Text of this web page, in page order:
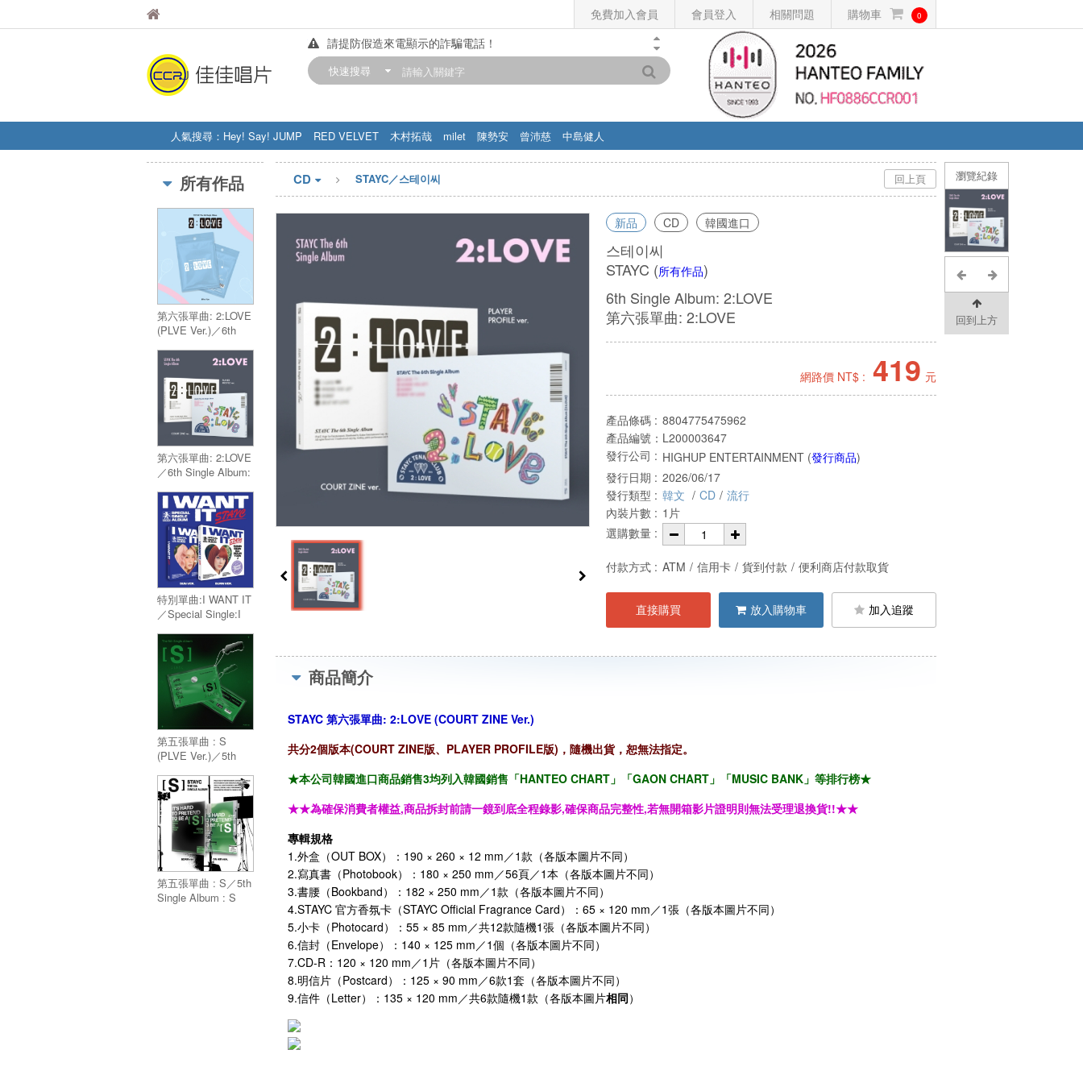
免費加入會員 會員登入 相關問題 購物車 0
佳佳唱片
請提防假造來電顯示的詐騙電話！
【中華門市營業時間調整公告】
快速搜尋
人氣搜尋： Hey! Say! JUMP RED VELVET 木村拓哉 milet 陳勢安 曾沛慈
中島健人
STRAY KIDS
盧廣仲 周杰伦
瀏覽紀錄
回到上方
所有作品
第六張單曲: 2:LOVE
(PLVE Ver.)／6th
2:LOVE (PLVE Ver.)
第六張單曲: 2:LOVE
／6th Single Album:
特別單曲:I WANT IT
／Special Single:I
第五張單曲 : S
(PLVE Ver.)／5th
(PLVE Ver.)
第五張單曲 : S／5th
Single Album : S
回上頁
CD STAYC／스테이씨
新品 CD 韓國進口
스테이씨
STAYC (所有作品)
6th Single Album: 2:LOVE
第六張單曲: 2:LOVE
網路價 NT$ : 419 元
產品條碼 : 8804775475962
產品編號： L200003647
發行公司 : HIGHUP ENTERTAINMENT (發行商品)
發行日期 : 2026/06/17
發行類型 : 韓文 / CD / 流行
內裝片數 : 1片
選購數量 :
付款方式 : ATM / 信用卡 / 貨到付款 / 便利商店付款取貨
直接購買 放入購物車 加入追蹤
商品簡介
STAYC 第六張單曲: 2:LOVE (COURT ZINE Ver.)
共分2個版本(COURT ZINE版、PLAYER PROFILE版)，隨機出貨，恕無法指定。
★本公司韓國進口商品銷售3均列入韓國銷售「HANTEO CHART」「GAON CHART」「MUSIC BANK」等排行榜★
★★為確保消費者權益,商品拆封前請一鏡到底全程錄影,確保商品完整性,若無開箱影片證明則無法受理退換貨!!★★
專輯規格
1.外盒（OUT BOX）：190 × 260 × 12 mm／1款（各版本圖片不同）
2.寫真書（Photobook）：180 × 250 mm／56頁／1本（各版本圖片不同）
3.書腰（Bookband）：182 × 250 mm／1款（各版本圖片不同）
4.STAYC 官方香氛卡（STAYC Official Fragrance Card）：65 × 120 mm／1張（各版本圖片不同）
5.小卡（Photocard）：55 × 85 mm／共12款隨機1張（各版本圖片不同）
6.信封（Envelope）：140 × 125 mm／1個（各版本圖片不同）
7.CD-R：120 × 120 mm／1片（各版本圖片不同）
8.明信片（Postcard）：125 × 90 mm／6款1套（各版本圖片不同）
9.信件（Letter）：135 × 120 mm／共6款隨機1款（各版本圖片相同）